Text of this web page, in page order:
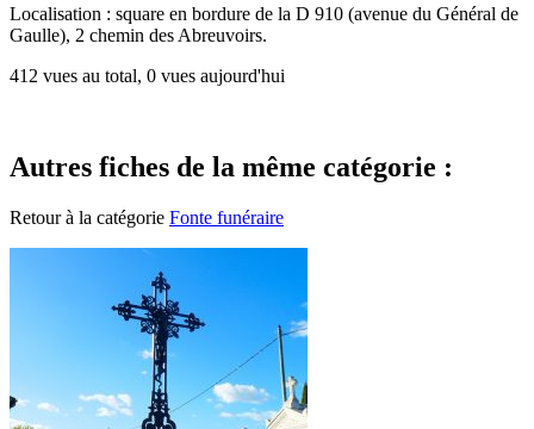
Localisation : square en bordure de la D 910 (avenue du Général de
Gaulle), 2 chemin des Abreuvoirs.
412 vues au total, 0 vues aujourd'hui
Autres fiches de la même catégorie :
Retour à la catégorie Fonte funéraire